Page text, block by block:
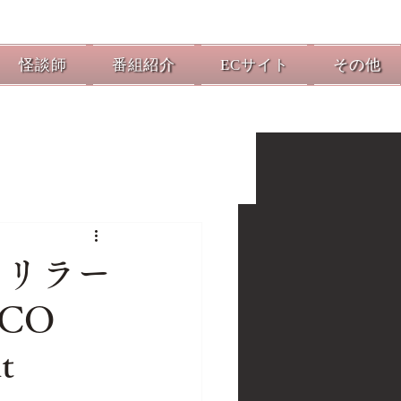
怪談師 番組紹介 ECサイト その他
ラー